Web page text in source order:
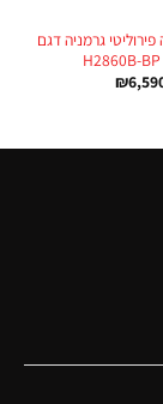
פירוליטי גרמניה דגם
H2860B-BP
₪